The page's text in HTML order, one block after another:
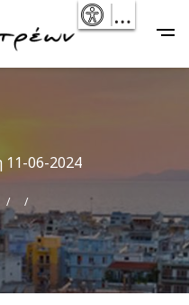
11-06-2024